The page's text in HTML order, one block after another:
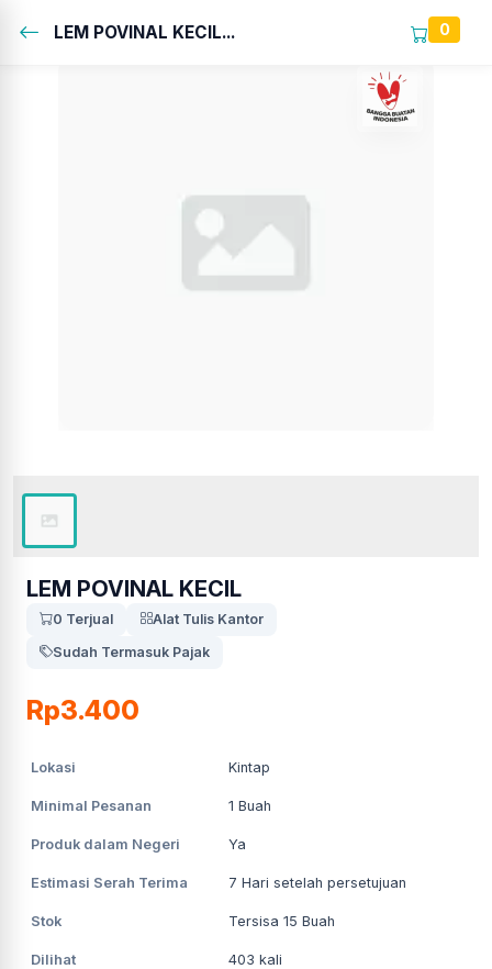
LEM POVINAL KECIL... 0
LEM POVINAL KECIL
0 Terjual
Alat Tulis Kantor
Sudah Termasuk Pajak
Rp3.400
Lokasi Kintap
Minimal Pesanan 1 Buah
Produk dalam Negeri Ya
Estimasi Serah Terima 7 Hari setelah persetujuan
Stok Tersisa 15 Buah
Dilihat 403 kali